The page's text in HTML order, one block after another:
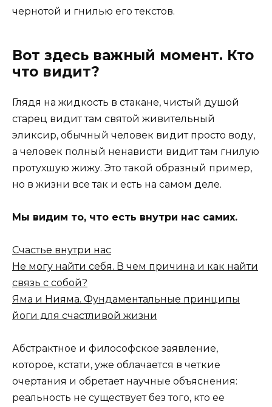
чернотой и гнилью его текстов.
Вот здесь важный момент. Кто
что видит?
Глядя на жидкость в стакане, чистый душой
старец видит там святой живительный
эликсир, обычный человек видит просто воду,
а человек полный ненависти видит там гнилую
протухшую жижу. Это такой образный пример,
но в жизни все так и есть на самом деле.
Мы видим то, что есть внутри нас самих.
Счастье внутри нас
Не могу найти себя. В чем причина и как найти
связь с собой?
Яма и Нияма. Фундаментальные принципы
йоги для счастливой жизни
Абстрактное и философское заявление,
которое, кстати, уже облачается в четкие
очертания и обретает научные объяснения:
реальность не существует без того, кто ее